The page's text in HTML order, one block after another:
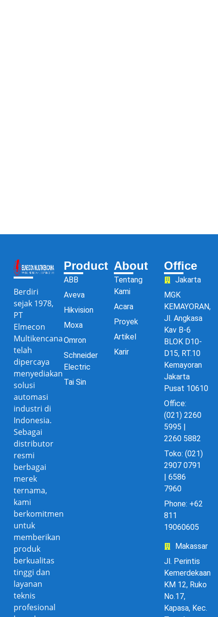
Berdiri
sejak 1978,
PT
Elmecon
Multikencana
telah
dipercaya
menyediakan
solusi
automasi
industri di
Indonesia.
Sebagai
distributor
resmi
berbagai
merek
ternama,
kami
berkomitmen
untuk
memberikan
produk
berkualitas
tinggi dan
layanan
teknis
profesional
Product
ABB
Aveva
Hikvision
Moxa
Omron
Schneider
Electric
Tai Sin
About
Tentang
Kami
Acara
Proyek
Artikel
Karir
Office
Jakarta
MGK
KEMAYORAN,
Jl. Angkasa
Kav B-6
BLOK D10-
D15, RT.10
Kemayoran
Jakarta
Pusat 10610
Office:
(021) 2260
5995 |
2260 5882
Toko: (021)
2907 0791
| 6586
7960
Phone: +62
811
19060605
Makassar
Jl. Perintis
Kemerdekaan
KM 12, Ruko
No.17,
Kapasa, Kec.